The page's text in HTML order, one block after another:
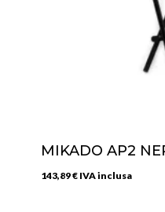
MIKADO AP2
143,89€ IVA inclusa